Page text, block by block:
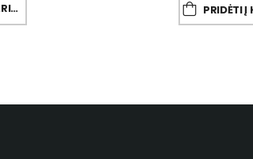
PASIRINKITE PARINKTYS PRIDĖTI Į